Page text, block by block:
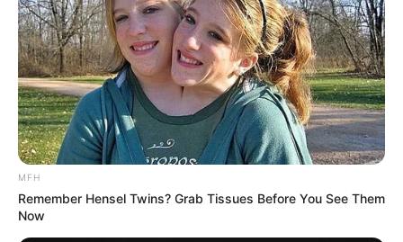
Setelah di sungai Nil, ternyata justru diangkat anak
oleh keluarga Firaun
MFH
Remember Hensel Twins? Grab Tissues Before You See Them
Now